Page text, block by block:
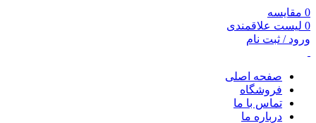
0 مقایسه
0 لیست علاقمندی
ورود / ثبت نام
صفحه اصلی
فروشگاه
تماس با ما
درباره ما